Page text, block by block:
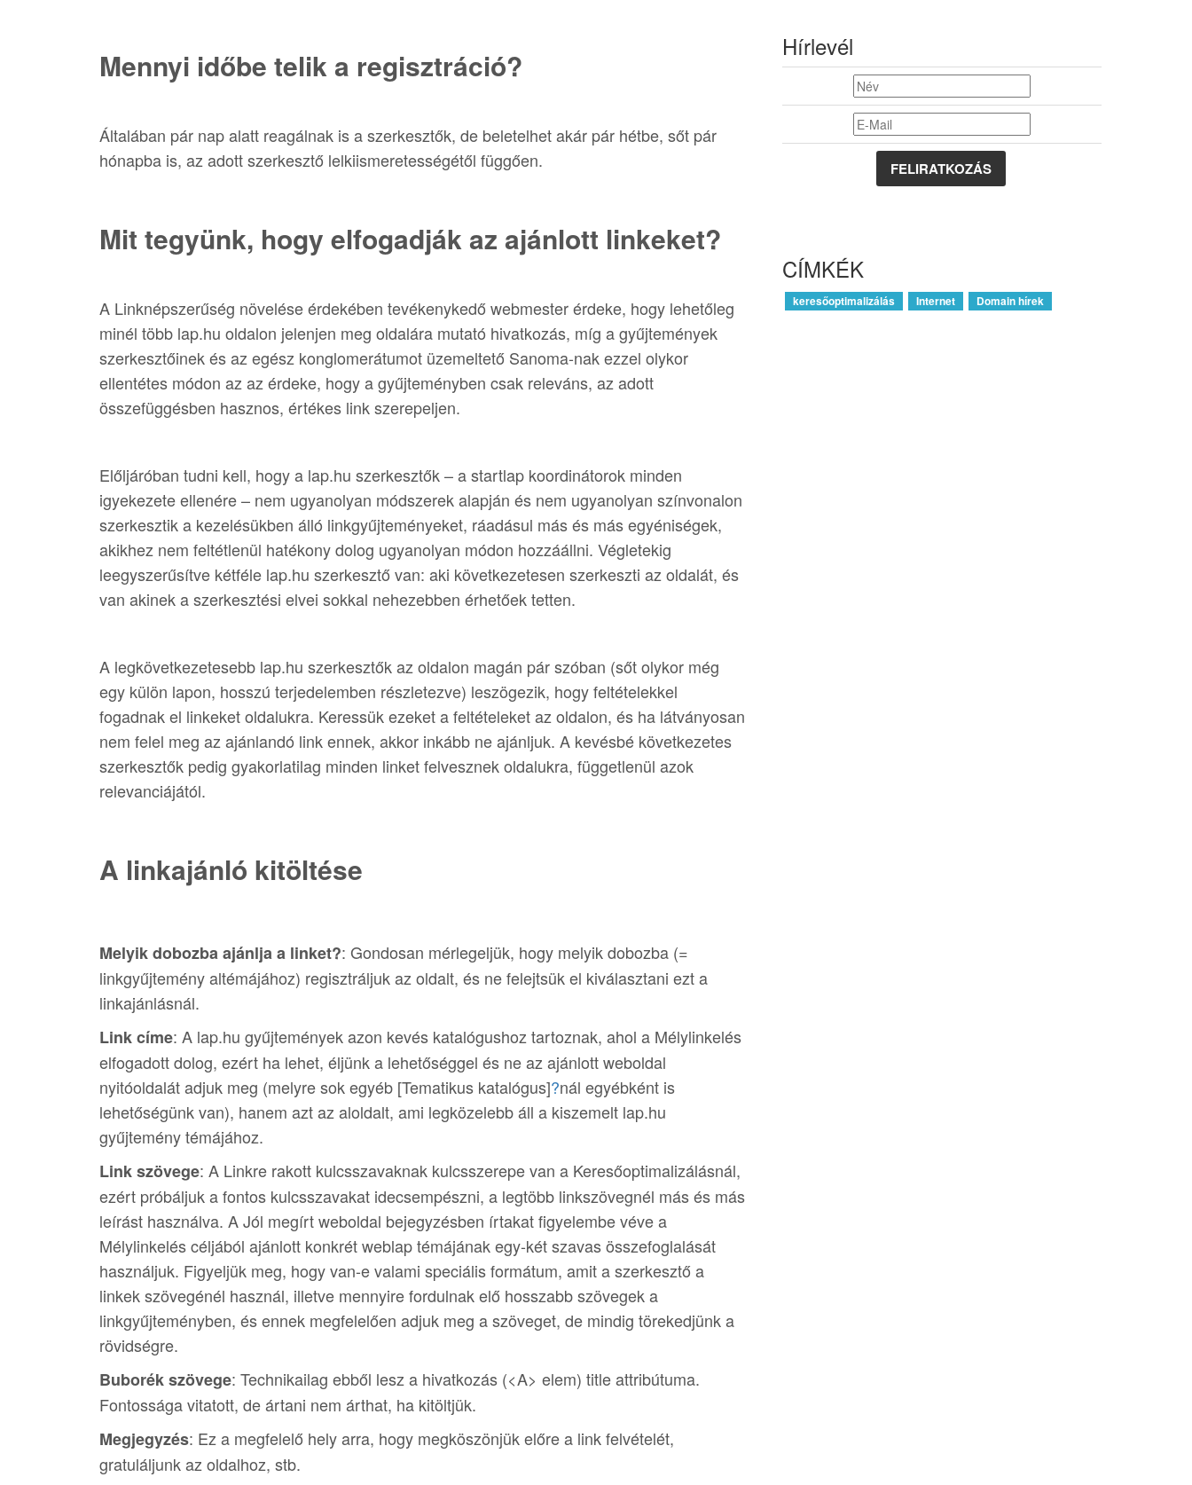
Mennyi időbe telik a regisztráció?
Általában pár nap alatt reagálnak is a szerkesztők, de beletelhet akár pár hétbe, sőt pár
hónapba is, az adott szerkesztő lelkiismeretességétől függően.
Mit tegyünk, hogy elfogadják az ajánlott linkeket?
A Linknépszerűség növelése érdekében tevékenykedő webmester érdeke, hogy lehetőleg
minél több lap.hu oldalon jelenjen meg oldalára mutató hivatkozás, míg a gyűjtemények
szerkesztőinek és az egész konglomerátumot üzemeltető Sanoma-nak ezzel olykor
ellentétes módon az az érdeke, hogy a gyűjteményben csak releváns, az adott
összefüggésben hasznos, értékes link szerepeljen.
Előljáróban tudni kell, hogy a lap.hu szerkesztők – a startlap koordinátorok minden
igyekezete ellenére – nem ugyanolyan módszerek alapján és nem ugyanolyan színvonalon
szerkesztik a kezelésükben álló linkgyűjteményeket, ráadásul más és más egyéniségek,
akikhez nem feltétlenül hatékony dolog ugyanolyan módon hozzáállni. Végletekig
leegyszerűsítve kétféle lap.hu szerkesztő van: aki következetesen szerkeszti az oldalát, és
van akinek a szerkesztési elvei sokkal nehezebben érhetőek tetten.
A legkövetkezetesebb lap.hu szerkesztők az oldalon magán pár szóban (sőt olykor még
egy külön lapon, hosszú terjedelemben részletezve) leszögezik, hogy feltételekkel
fogadnak el linkeket oldalukra. Keressük ezeket a feltételeket az oldalon, és ha látványosan
nem felel meg az ajánlandó link ennek, akkor inkább ne ajánljuk. A kevésbé következetes
szerkesztők pedig gyakorlatilag minden linket felvesznek oldalukra, függetlenül azok
relevanciájától.
A linkajánló kitöltése
Melyik dobozba ajánlja a linket?: Gondosan mérlegeljük, hogy melyik dobozba (=
linkgyűjtemény altémájához) regisztráljuk az oldalt, és ne felejtsük el kiválasztani ezt a
linkajánlásnál.
Link címe: A lap.hu gyűjtemények azon kevés katalógushoz tartoznak, ahol a Mélylinkelés
elfogadott dolog, ezért ha lehet, éljünk a lehetőséggel és ne az ajánlott weboldal
nyitóoldalát adjuk meg (melyre sok egyéb [Tematikus katalógus]?nál egyébként is
lehetőségünk van), hanem azt az aloldalt, ami legközelebb áll a kiszemelt lap.hu
gyűjtemény témájához.
Link szövege: A Linkre rakott kulcsszavaknak kulcsszerepe van a Keresőoptimalizálásnál,
ezért próbáljuk a fontos kulcsszavakat idecsempészni, a legtöbb linkszövegnél más és más
leírást használva. A Jól megírt weboldal bejegyzésben írtakat figyelembe véve a
Mélylinkelés céljából ajánlott konkrét weblap témájának egy-két szavas összefoglalását
használjuk. Figyeljük meg, hogy van-e valami speciális formátum, amit a szerkesztő a
linkek szövegénél használ, illetve mennyire fordulnak elő hosszabb szövegek a
linkgyűjteményben, és ennek megfelelően adjuk meg a szöveget, de mindig törekedjünk a
rövidségre.
Buborék szövege: Technikailag ebből lesz a hivatkozás (<A> elem) title attribútuma.
Fontossága vitatott, de ártani nem árthat, ha kitöltjük.
Megjegyzés: Ez a megfelelő hely arra, hogy megköszönjük előre a link felvételét,
gratuláljunk az oldalhoz, stb.
Hírlevél
CÍMKÉK
keresőoptimalizálás Internet Domain hírek